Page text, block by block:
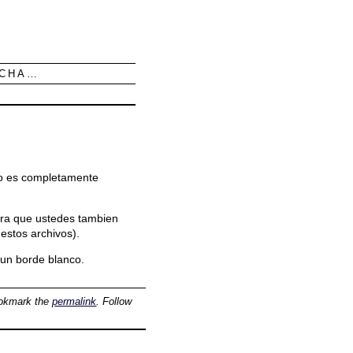
es completamente
que ustedes tambien
archivos).
borde blanco.
thepermalink . Follow